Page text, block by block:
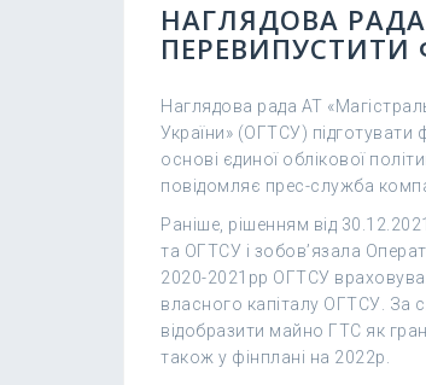
НАГЛЯДОВА
ПЕРЕВИПУСТИТИ
Наглядова рада АТ
України» (ОГТСУ) підготувати
основі єдиної облікової
повідомляє прес-служба
Раніше, рішенням від
та ОГТСУ і зобов’язала
2020-2021рр ОГТСУ
власного капіталу ОГТСУ. За
відобразити майно ГТС як
також у фінплані на 2022р.